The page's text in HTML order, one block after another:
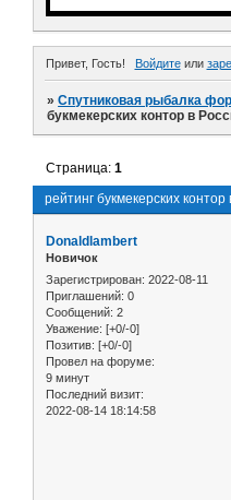
Привет, Гость! Войдитеили
»Спутниковая рыбалка
букмекерских контор в
рейтинг букмекерских контор
Страница:1
Donaldlambert
Новичок
Зарегистрирован: 2022-08-11
Приглашений: 0
Сообщений: 2
Уважение: [+0/-0]
Позитив: [+0/-0]
Провел на форуме:
9 минут
Последний визит:
2022-08-14 18:14:58